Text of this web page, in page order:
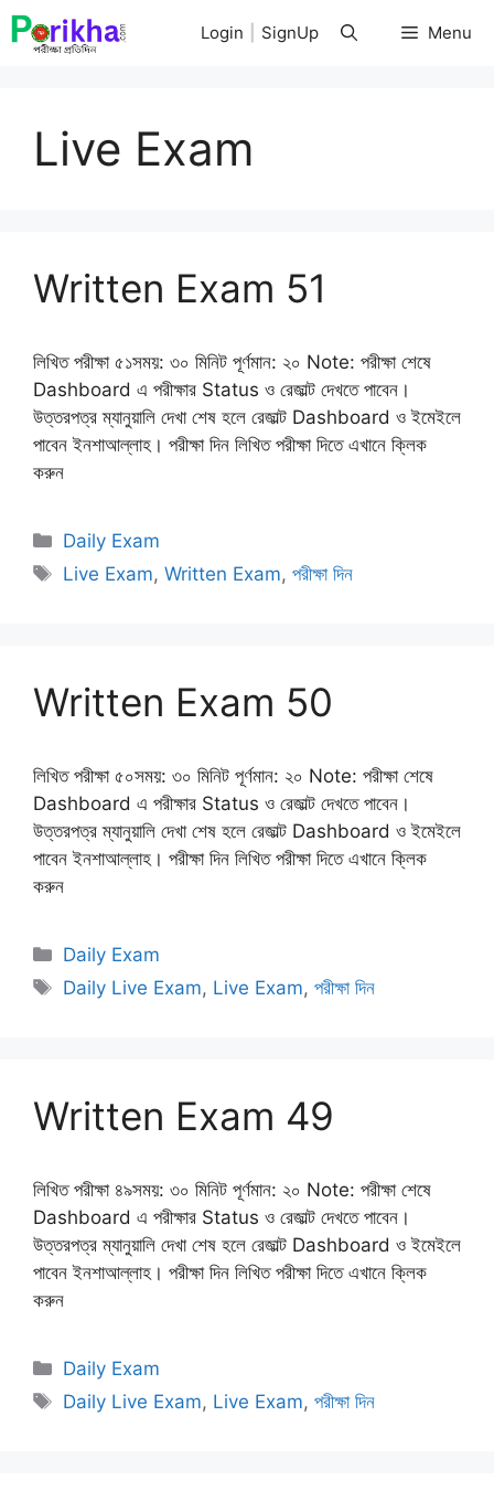
Skip
to
Menu
Login SignUp
Live Exam
Written Exam 51
লিখিত পরীক্ষা ৫১সময়: ৩০ মিনিট পূর্ণমান: ২০ Note: পরীক্ষা শেষে
Dashboard এ পরীক্ষার Status ও রেজাল্ট দেখতে পাবেন।
উত্তরপত্র ম্যানুয়ালি দেখা শেষ হলে রেজাল্ট Dashboard ও ইমেইলে
পাবেন ইনশাআল্লাহ। পরীক্ষা দিন লিখিত পরীক্ষা দিতে এখানে ক্লিক
করুন
Categories
Daily Exam
Tags
Live Exam,Written Exam,পরীক্ষা দিন
Written Exam 50
লিখিত পরীক্ষা ৫০সময়: ৩০ মিনিট পূর্ণমান: ২০ Note: পরীক্ষা শেষে
Dashboard এ পরীক্ষার Status ও রেজাল্ট দেখতে পাবেন।
উত্তরপত্র ম্যানুয়ালি দেখা শেষ হলে রেজাল্ট Dashboard ও ইমেইলে
পাবেন ইনশাআল্লাহ। পরীক্ষা দিন লিখিত পরীক্ষা দিতে এখানে ক্লিক
করুন
Categories
Daily Exam
Tags
Daily Live Exam, Live Exam,পরীক্ষা দিন
Written Exam 49
লিখিত পরীক্ষা ৪৯সময়: ৩০ মিনিট পূর্ণমান: ২০ Note: পরীক্ষা শেষে
Dashboard এ পরীক্ষার Status ও রেজাল্ট দেখতে পাবেন।
উত্তরপত্র ম্যানুয়ালি দেখা শেষ হলে রেজাল্ট Dashboard ও ইমেইলে
পাবেন ইনশাআল্লাহ। পরীক্ষা দিন লিখিত পরীক্ষা দিতে এখানে ক্লিক
করুন
Categories
Daily Exam
Tags
Daily Live Exam, Live Exam,পরীক্ষা দিন